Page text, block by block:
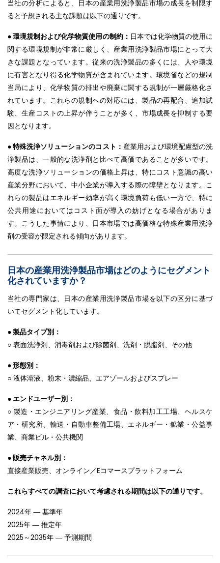
当社の分析によると、日本の産業用洗浄製品市場の成長を制限す
ると予想される主な課題は以下の通りです。
● 環境規制および化学物質使用の制約： 日本では化学物質の使用に
関する環境規制が非常に厳しく、産業用洗浄製品市場にとって大
きな課題となっています。従来の洗浄製品の多くには、人や環境
に有害となり得る化学物質が含まれています。環境省などの規制
当局により、化学物質の排出や廃棄に関する規制が一層厳格化さ
れています。これらの規制への対応には、製品の再配合、追加試
験、生産コストの上昇が伴うことが多く、市場成長を抑制する要
因となります。
● 特殊洗浄ソリューションのコスト： 産業用および環境配慮型の洗
浄製品は、一般的な洗浄剤と比べて高価であることが多いです。
高度な洗浄ソリューションの価格上昇は、特にコスト意識の高い
産業分野において、中小企業が導入する際の障壁となります。こ
れらの製品はエネルギー効率が高く環境負荷も低い一方で、特に
公共用途においてはコスト面が導入の妨げとなる場合がありま
す。こうした事情により、日本市場では高価格な特殊産業用洗浄
剤の受容が限定される傾向があります。
日本の産業用洗浄製品市場はどのようにセグメント
化されていますか？
当社の専門家は、日本の産業用洗浄製品市場を以下の区分に基づ
いてセグメント化しています。
● 製品タイプ別：
○ 表面洗浄剤、消毒剤および除菌剤、洗剤・脱脂剤、その他
● 形態別：
○ 液体溶液、粉末・濃縮品、エアゾールおよびスプレー
● エンドユーザー別：
○ 製造・エンジニアリング産業、食品・飲料加工工場、ヘルスケ
ア・研究所、輸送・自動車整備工場、エネルギー・鉱業・公益事
業、商業ビル・公共機関
● 販売チャネル別：
直接産業販売、オンライン／Eコマースプラットフォーム
これらすべての調査において考慮される期間は以下の通りです。
2024年 ― 基準年
2025年 ― 推定年
2025～2035年 ― 予測期間